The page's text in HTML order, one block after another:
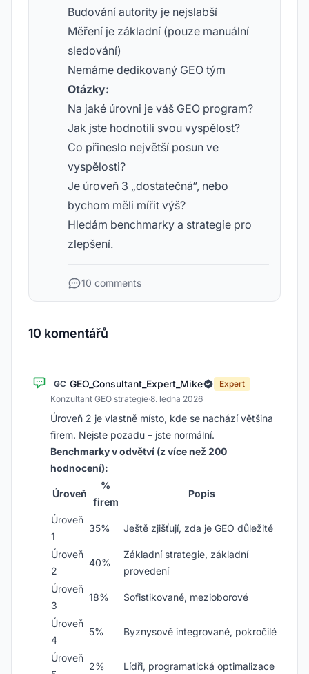
Budování autority je nejslabší
Měření je základní (pouze manuální
sledování)
Nemáme dedikovaný GEO tým
Otázky:
Na jaké úrovni je váš GEO program?
Jak jste hodnotili svou vyspělost?
Co přineslo největší posun ve
vyspělosti?
Je úroveň 3 „dostatečná“, nebo
bychom měli mířit výš?
Hledám benchmarky a strategie pro
zlepšení.
10 comments
10 komentářů
GC GEO_Consultant_Expert_Mike
Expert
Konzultant GEO strategie·8. ledna 2026
Úroveň 2 je vlastně místo, kde se nachází většina
firem. Nejste pozadu – jste normální.
Benchmarky v odvětví (z více než 200
hodnocení):
Úroveň
%
firem
Popis
Úroveň
1
35% Ještě zjišťují, zda je GEO důležité
Úroveň
2
40%
Základní strategie, základní
provedení
Úroveň
3
18% Sofistikované, mezioborové
Úroveň
4
5% Byznysově integrované, pokročilé
Úroveň
2% Lídři, programatická optimalizace